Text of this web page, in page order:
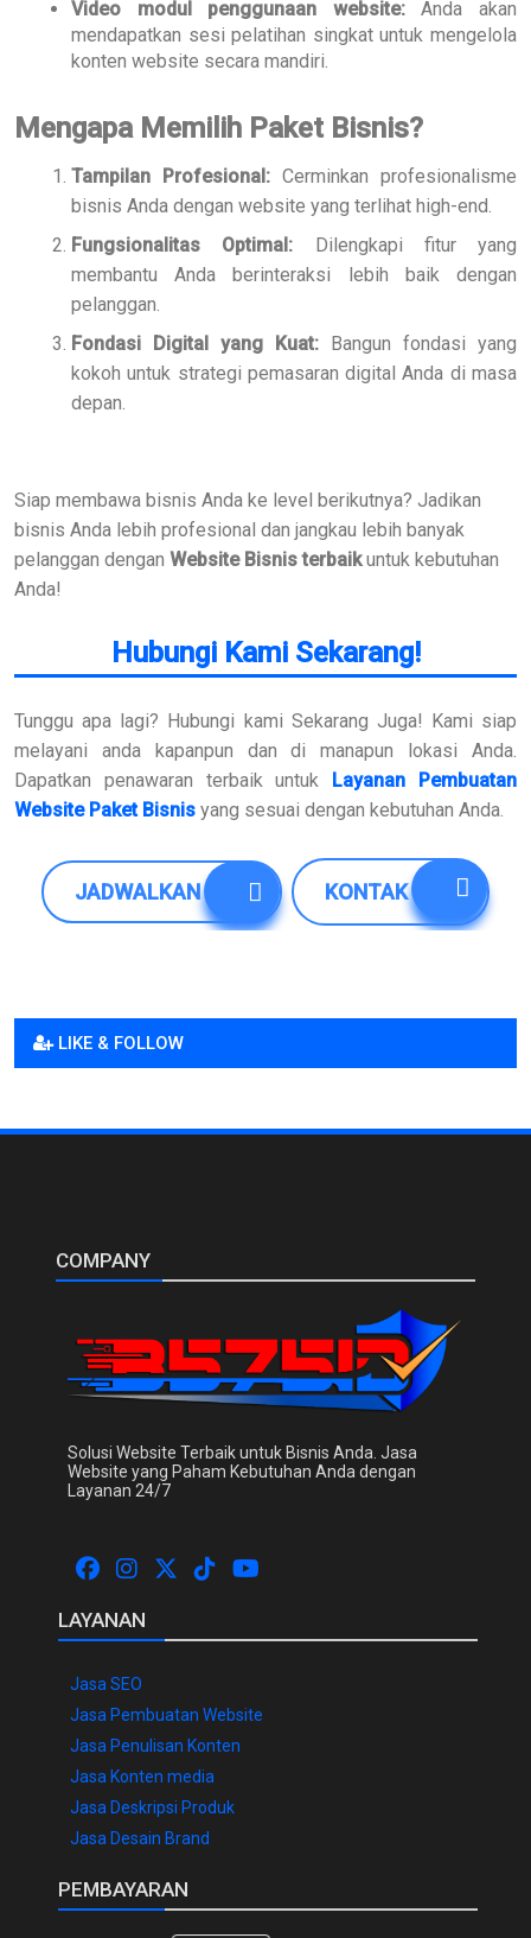
Video modul penggunaan website:Anda akan
mendapatkan sesi pelatihan singkat untuk mengelola
konten website secara mandiri.
Mengapa Memilih Paket Bisnis?
Tampilan Profesional: Cerminkan profesionalisme
bisnis Anda dengan website yang terlihat high-end.
Fungsionalitas Optimal: Dilengkapi fitur yang
membantu Anda berinteraksi lebih baik dengan
pelanggan.
Fondasi Digital yang Kuat: Bangun fondasi yang
kokoh untuk strategi pemasaran digital Anda di masa
depan.
Siap membawa bisnis Anda ke level berikutnya? Jadikan
bisnis Anda lebih profesional dan jangkau lebih banyak
pelanggan dengan Website Bisnis terbaikuntuk kebutuhan
Anda!
Hubungi Kami Sekarang!
Tunggu apa lagi? Hubungi kami Sekarang Juga! Kami siap
melayani anda kapanpun dan di manapun lokasi Anda.
Dapatkan penawaran terbaik untuk Layanan Pembuatan
Website Paket Bisnis yang sesuai dengan kebutuhan Anda.
JADWALKAN KONTAK
LIKE & FOLLOW
COMPANY
Solusi Website Terbaik untuk Bisnis Anda. Jasa
Website yang Paham Kebutuhan Anda dengan
Layanan 24/7
LAYANAN
Jasa SEO
Jasa Pembuatan Website
Jasa Penulisan Konten
Jasa Konten media
Jasa Deskripsi Produk
Jasa Desain Brand
PEMBAYARAN